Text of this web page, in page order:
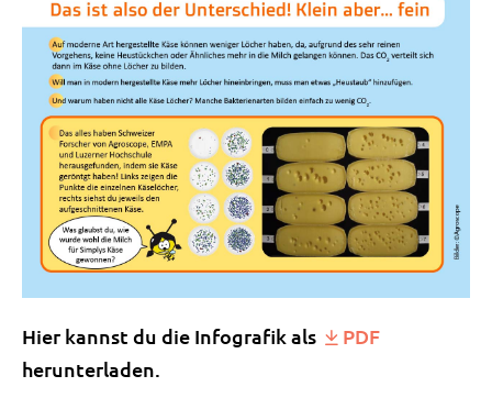
Hier kannst du die Infografik als
PDF
herunterladen.